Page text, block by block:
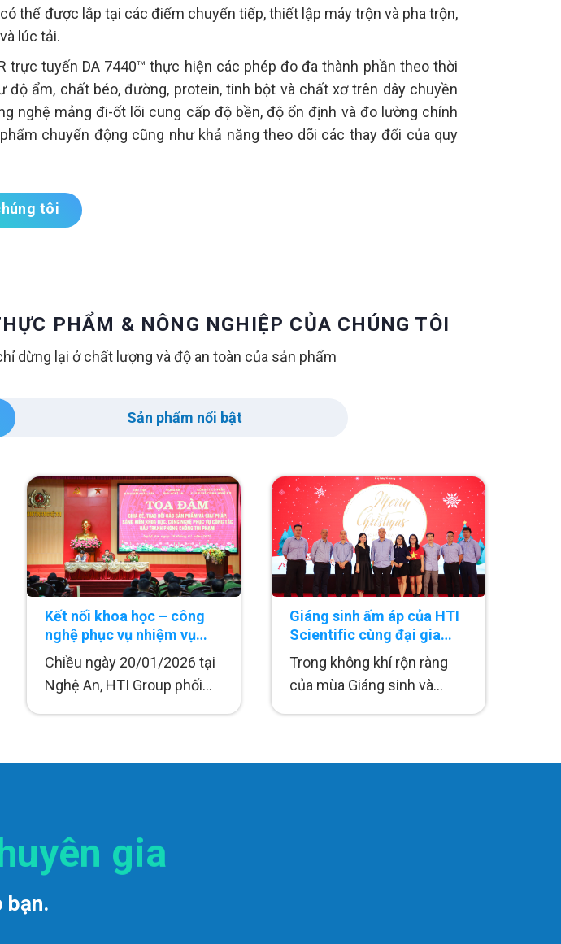
thể được lắp tại các điểm chuyển tiếp, thiết lập máy trộn và pha trộn,
lúc tải.
trực tuyến DA 7440™ thực hiện các phép đo đa thành phần theo thời
độ ẩm, chất béo, đường, protein, tinh bột và chất xơ trên dây chuyền
nghệ mảng đi-ốt lõi cung cấp độ bền, độ ổn định và đo lường chính
chuyển động cũng như khả năng theo dõi các thay đổi của quy
tôi
PHẨM & NÔNG NGHIỆP CỦA CHÚNG TÔI
dừng lại ở chất lượng và độ an toàn của sản phẩm
Sản phẩm nổi bật
Kết nối khoa học – công
nghệ phục vụ nhiệm vụ
phòng, chống tội phạm
Chiều ngày 20/01/2026 tại
Nghệ An, HTI Group phối
Giáng sinh ấm áp của HTI
Scientific cùng đại gia
đình HTI Group
Trong không khí rộn ràng
của mùa Giáng sinh và
gia
bạn.